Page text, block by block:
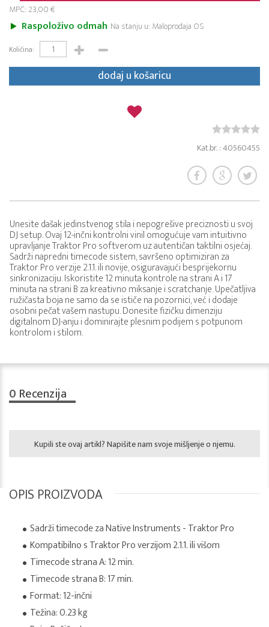
MPC: 23,00 €
Raspoloživo odmah Na stanju u: Maloprodaja OS
Količina:
dodaj u košaricu
Kat.br. : 40560455
Unesite dašak jedinstvenog stila i nepogrešive preciznosti u svoj
DJ setup. Ovaj 12-inčni kontrolni vinil omogućuje vam intuitivno
upravljanje Traktor Pro softverom uz autentičan taktilni osjećaj.
Sadrži napredni timecode sistem, savršeno optimiziran za
Traktor Pro verzije 2.1.1. ili novije, osiguravajući besprijekornu
sinkronizaciju. Iskoristite 12 minuta kontrole na strani A i 17
minuta na strani B za kreativno miksanje i scratchanje. Upečatljiva
ružičasta boja ne samo da se ističe na pozornici, već i dodaje
osobni pečat vašem nastupu. Donesite fizičku dimenziju
digitalnom DJ-anju i dominirajte plesnim podijem s potpunom
kontrolom i stilom.
0 Recenzija
Kupili ste ovaj artikl? Napišite nam svoje mišljenje o njemu.
OPIS PROIZVODA
Sadrži timecode za Native Instruments - Traktor Pro
Kompatibilno s Traktor Pro verzijom 2.1.1. ili višom
Timecode strana A: 12 min.
Timecode strana B: 17 min.
Format: 12-inčni
Težina: 0.23 kg